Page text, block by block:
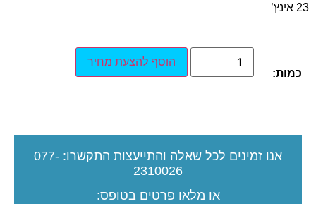
23 אינץ’
כמות:
הוסף להצעת מחיר
אנו זמינים לכל שאלה והתייעצות התקשרו: 077-
2310026
או מלאו פרטים בטופס: